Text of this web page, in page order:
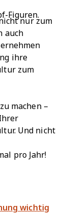
Figuren.
nur zum
auch
ihre
zum
machen –
Und nicht
pro Jahr!
wichtig